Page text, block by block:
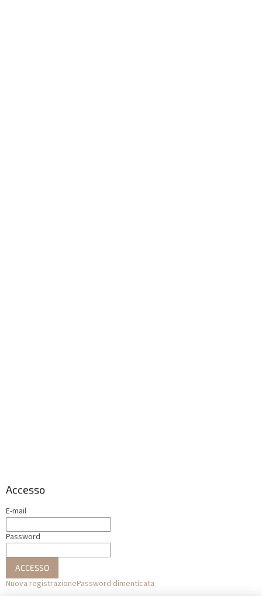
Accesso
E-mail
Password
ACCESSO
Nuova registrazionePassword dimenticata